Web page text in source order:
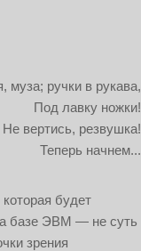
муза; ручки в рукава,
Под лавку ножки!
Не вертись, резвушка!
Теперь начнем...
будет
базе ЭВМ — не суть
зрения